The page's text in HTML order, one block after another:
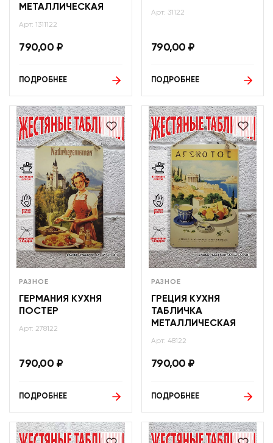
МЕТАЛЛИЧЕСКАЯ
Арт: 1311122
790,00 ₽
ПОДРОБНЕЕ
Арт: 31122
790,00 ₽
ПОДРОБНЕЕ
РАЗНОЕ
ГЕРМАНИЯ КУХНЯ
ПОСТЕР
Арт: 278122
790,00 ₽
ПОДРОБНЕЕ
РАЗНОЕ
ГРЕЦИЯ КУХНЯ
ТАБЛИЧКА
МЕТАЛЛИЧЕСКАЯ
Арт: 48122
790,00 ₽
ПОДРОБНЕЕ